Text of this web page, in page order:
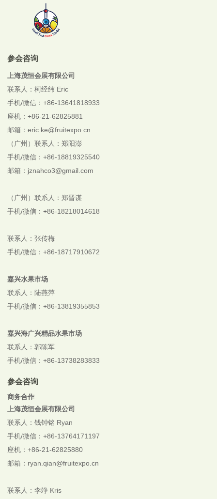
参会咨询
上海茂恒会展有限公司
联系人：柯经纬 Eric
手机/微信：+86-13641818933
座机：+86-21-62825881
邮箱：eric.ke@fruitexpo.cn
（广州）联系人：郑阳澎
手机/微信：+86-18819325540
邮箱：jznahco3@gmail.com
（广州）联系人：郑晋谋
手机/微信：+86-18218014618
联系人：张传梅
手机/微信：+86-18717910672
嘉兴水果市场
联系人：陆燕萍
手机/微信：+86-13819355853
嘉兴海广兴精品水果市场
联系人：郭陈军
手机/微信：+86-13738283833
参会咨询
商务合作
上海茂恒会展有限公司
联系人：钱钟铭 Ryan
手机/微信：+86-13764171197
座机：+86-21-62825880
邮箱：ryan.qian@fruitexpo.cn
联系人：李竫 Kris